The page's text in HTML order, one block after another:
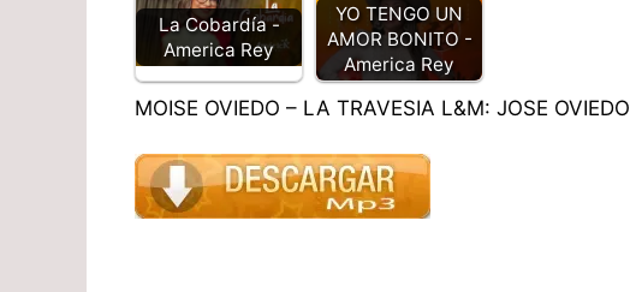
La Cobardía -
America Rey​
YO TENGO UN
AMOR BONITO -
America Rey
MOISE OVIEDO – LA TRAVESIA L&M: JOSE OVIEDO